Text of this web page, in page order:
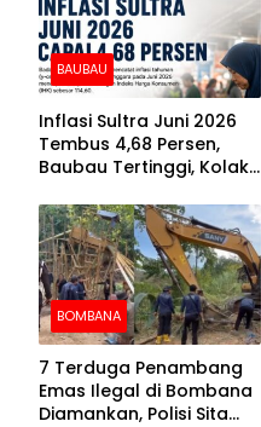
BAUBAU
Inflasi Sultra Juni 2026
Tembus 4,68 Persen,
Baubau Tertinggi, Kolaka
BOMBANA
7 Terduga Penambang
Emas Ilegal di Bombana
Diamankan, Polisi Sita